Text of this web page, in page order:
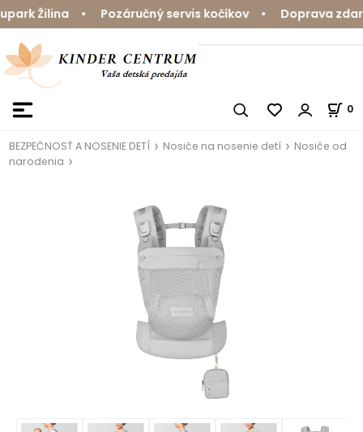
Žilina • Pozáručný servis kočíkov • Doprava
0
BEZPEČNOSŤ A NOSENIE DETÍ Nosiče na nosenie detí
Nosiče od
narodenia